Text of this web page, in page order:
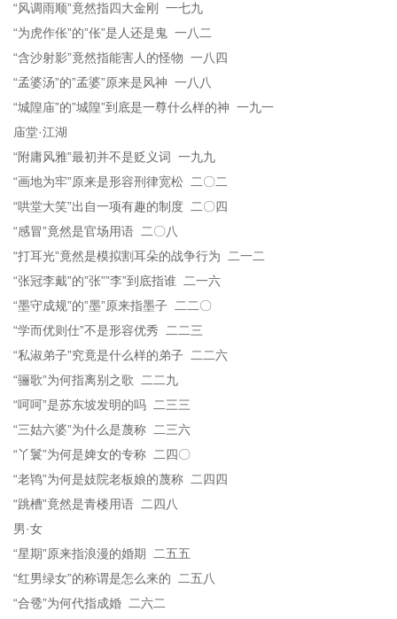
“风调雨顺”竟然指四大金刚 一七九
“为虎作伥”的”伥”是人还是鬼 一八二
“含沙射影”竟然指能害人的怪物 一八四
“孟婆汤”的”孟婆”原来是风神 一八八
“城隍庙”的”城隍”到底是一尊什么样的神 一九一
庙堂·江湖
“附庸风雅”最初并不是贬义词 一九九
“画地为牢”原来是形容刑律宽松 二〇二
“哄堂大笑”出自一项有趣的制度 二〇四
“感冒”竟然是官场用语 二〇八
“打耳光”竟然是模拟割耳朵的战争行为 二一二
“张冠李戴”的”张””李”到底指谁 二一六
“墨守成规”的”墨”原来指墨子 二二〇
“学而优则仕”不是形容优秀 二二三
“私淑弟子”究竟是什么样的弟子 二二六
“骊歌”为何指离别之歌 二二九
“呵呵”是苏东坡发明的吗 二三三
“三姑六婆”为什么是蔑称 二三六
“丫鬟”为何是婢女的专称 二四〇
“老鸨”为何是妓院老板娘的蔑称 二四四
“跳槽”竟然是青楼用语 二四八
男·女
“星期”原来指浪漫的婚期 二五五
“红男绿女”的称谓是怎么来的 二五八
“合卺”为何代指成婚 二六二